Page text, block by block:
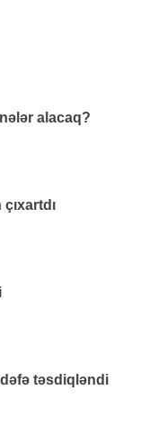
alacaq?
təsdiqləndi